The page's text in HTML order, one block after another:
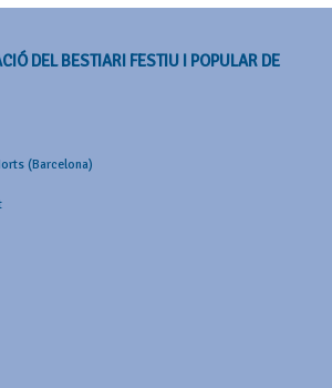
DEL BESTIARI FESTIU I POPULAR DE
(Barcelona)